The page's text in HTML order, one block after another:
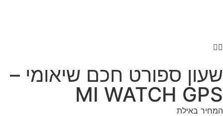
שעון ספורט חכם שיאומי –
MI WATCH GPS
המחיר באילת